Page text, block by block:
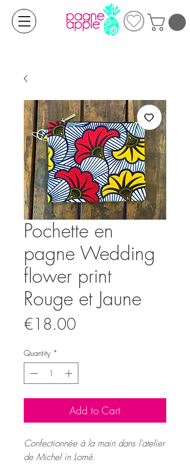
Pochette en
pagne Wedding
flower print
Rouge et Jaune
€18.00Price
Quantity *
Add to Cart
Confectionnée à la main dans l'atelier
de Michel in Lomé.